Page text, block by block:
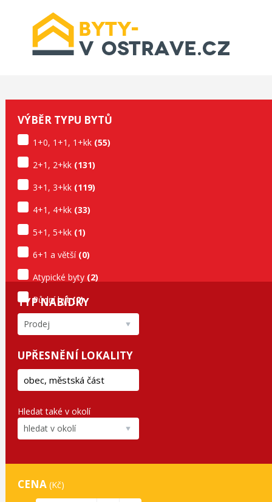
VÝBĚR TYPU BYTŮ
1+0, 1+1 , 1+kk (55)
2+1 , 2+kk (131)
3+1 , 3+kk (119)
4+1 , 4+kk (33)
5+1 , 5+kk (1)
6+1 a větší(0)
Atypické byty(2)
Půdní byt(0)
TYP NABÍDKY
Prodej
UPŘESNĚNÍ LOKALITY
Hledat také v okolí
hledat v okolí
CENA (Kč)